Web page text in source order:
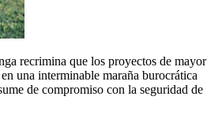
recrimina que los proyectos de mayor
una interminable maraña burocrática
de compromiso con la seguridad de